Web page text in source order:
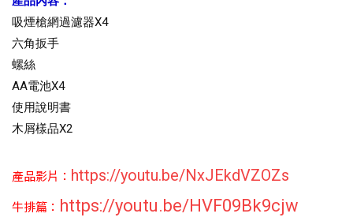
吸煙槍網過濾器X4
六角扳手
螺絲
AA電池X4
使用說明書
木屑樣品X2
產品影片： https://youtu.be/NxJEkdVZOZs
牛排篇： https://youtu.be/HVF09Bk9cjw